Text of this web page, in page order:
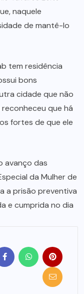
naquele
de mantê-lo
tem residência
bons
cidade que não
reconheceu que há
fortes de que ele
avanço das
da Mulher de
a prisão preventiva
e cumprida no dia